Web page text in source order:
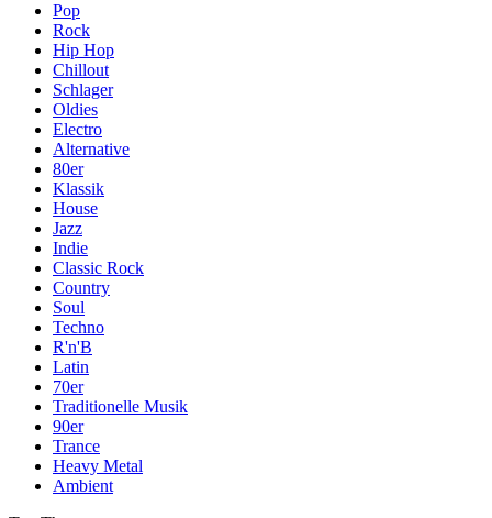
Pop
Rock
Hip Hop
Chillout
Schlager
Oldies
Electro
Alternative
80er
Klassik
House
Jazz
Indie
Classic Rock
Country
Soul
Techno
R'n'B
Latin
70er
Traditionelle Musik
90er
Trance
Heavy Metal
Ambient